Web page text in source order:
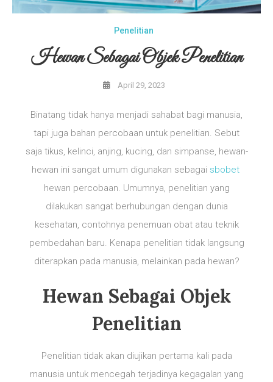
Penelitian
Hewan Sebagai Objek Penelitian
April 29, 2023
Binatang tidak hanya menjadi sahabat bagi manusia,
tapi juga bahan percobaan untuk penelitian. Sebut
saja tikus, kelinci, anjing, kucing, dan simpanse, hewan-
hewan ini sangat umum digunakan sebagai sbobet
hewan percobaan. Umumnya, penelitian yang
dilakukan sangat berhubungan dengan dunia
kesehatan, contohnya penemuan obat atau teknik
pembedahan baru. Kenapa penelitian tidak langsung
diterapkan pada manusia, melainkan pada hewan?
Hewan Sebagai Objek
Penelitian
Penelitian tidak akan diujikan pertama kali pada
manusia untuk mencegah terjadinya kegagalan yang